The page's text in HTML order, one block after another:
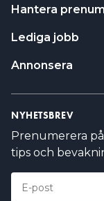
Prenumerera
tips och